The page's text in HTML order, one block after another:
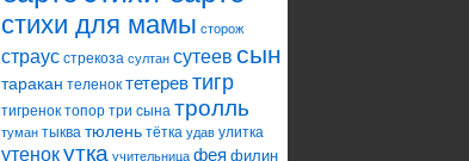
стихи для мамы сторож
страус стрекоза султан сутеев сын
таракан теленок тетеревтигр
тигренок топор три сына тролль
туман тыква тюлень тётка удав улитка
утенокутка учительница фея филин